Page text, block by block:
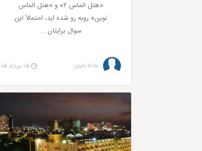
«هتل الماس ۲» و «هتل الماس
نوین» روبه رو شده اید، احتمالاً این
سوال برایتان ...
عادله بانوی ۰۵ مرداد ۰۵